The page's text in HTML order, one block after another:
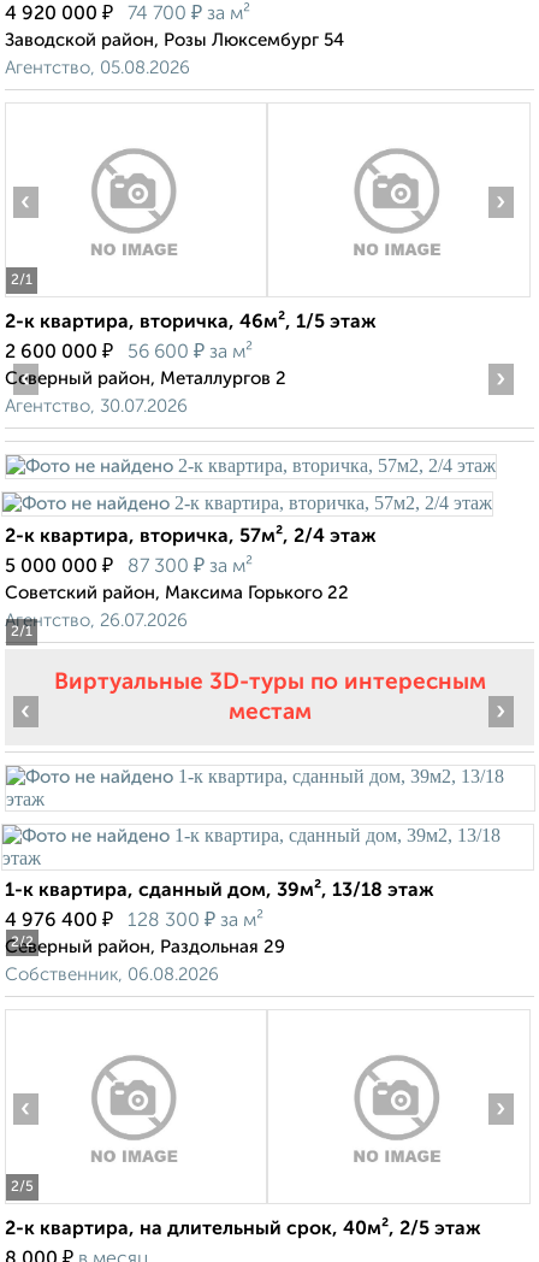
4 920 000 ₽ 74 700 ₽ за м²
Заводской район, Розы Люксембург 54
Агентство, 05.08.2026
2/1
‹ ›
2-к квартира, вторичка, 46м², 1/5 этаж
2 600 000 ₽ 56 600 ₽ за м²
Северный район, Металлургов 2
Агентство, 30.07.2026
2/1
‹ ›
2-к квартира, вторичка, 57м², 2/4 этаж
5 000 000 ₽ 87 300 ₽ за м²
Советский район, Максима Горького 22
Агентство, 26.07.2026
Виртуальные 3D-туры по интересным
местам
2/2
‹ ›
1-к квартира, сданный дом, 39м², 13/18 этаж
4 976 400 ₽ 128 300 ₽ за м²
Северный район, Раздольная 29
Собственник, 06.08.2026
2/5
‹ ›
2-к квартира, на длительный срок, 40м², 2/5 этаж